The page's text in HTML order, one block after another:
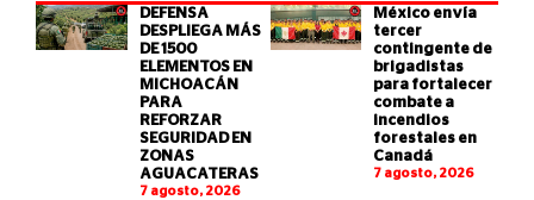
DEFENSA
DESPLIEGA MÁS
DE 1500
ELEMENTOS EN
MICHOACÁN
PARA
REFORZAR
SEGURIDAD EN
ZONAS
AGUACATERAS
7 agosto, 2026
México envía
tercer
contingente de
brigadistas
para fortalecer
combate a
incendios
forestales en
Canadá
7 agosto, 2026